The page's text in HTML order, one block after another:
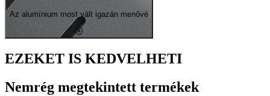
Az alumínium most vált igazán menővé
EZEKET IS KEDVELHETI
Nemrég megtekintett termékek